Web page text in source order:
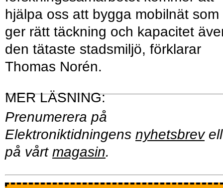
hjälpa oss att bygga mobilnät som
ger rätt täckning och kapacitet
den tätaste stadsmiljö, förklarar
Thomas Norén.
Prenumerera på
Elektroniktidningens nyhetsbrev
på vårt magasin.